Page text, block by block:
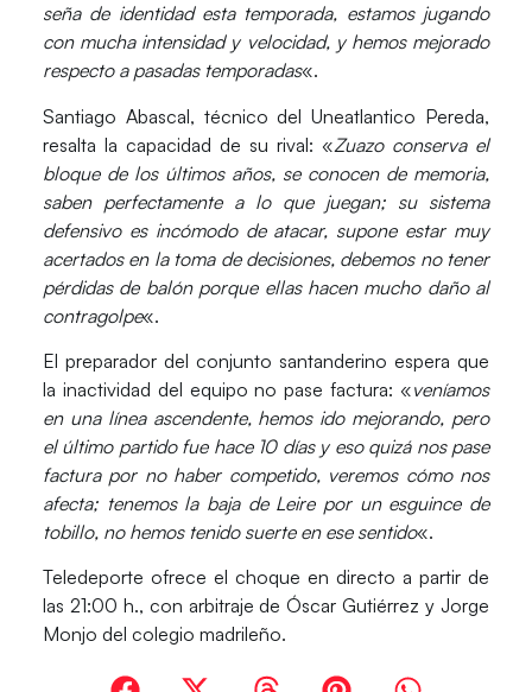
seña de identidad esta temporada, estamos jugando
con mucha intensidad y velocidad, y hemos mejorado
respecto a pasadas temporadas«.
Santiago Abascal, técnico del Uneatlantico Pereda,
resalta la capacidad de su rival: «Zuazo conserva el
bloque de los últimos años, se conocen de memoria,
saben perfectamente a lo que juegan; su sistema
defensivo es incómodo de atacar, supone estar muy
acertados en la toma de decisiones, debemos no tener
pérdidas de balón porque ellas hacen mucho daño al
contragolpe«.
El preparador del conjunto santanderino espera que
la inactividad del equipo no pase factura: «veníamos
en una línea ascendente, hemos ido mejorando, pero
el último partido fue hace 10 días y eso quizá nos pase
factura por no haber competido, veremos cómo nos
afecta; tenemos la baja de Leire por un esguince de
tobillo, no hemos tenido suerte en ese sentido«.
Teledeporte ofrece el choque en directo a partir de
las 21:00 h., con arbitraje de Óscar Gutiérrez y Jorge
Monjo del colegio madrileño.